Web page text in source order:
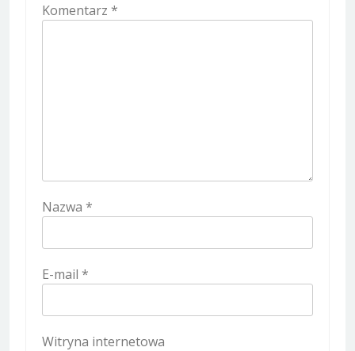
Komentarz *
Nazwa *
E-mail *
Witryna internetowa